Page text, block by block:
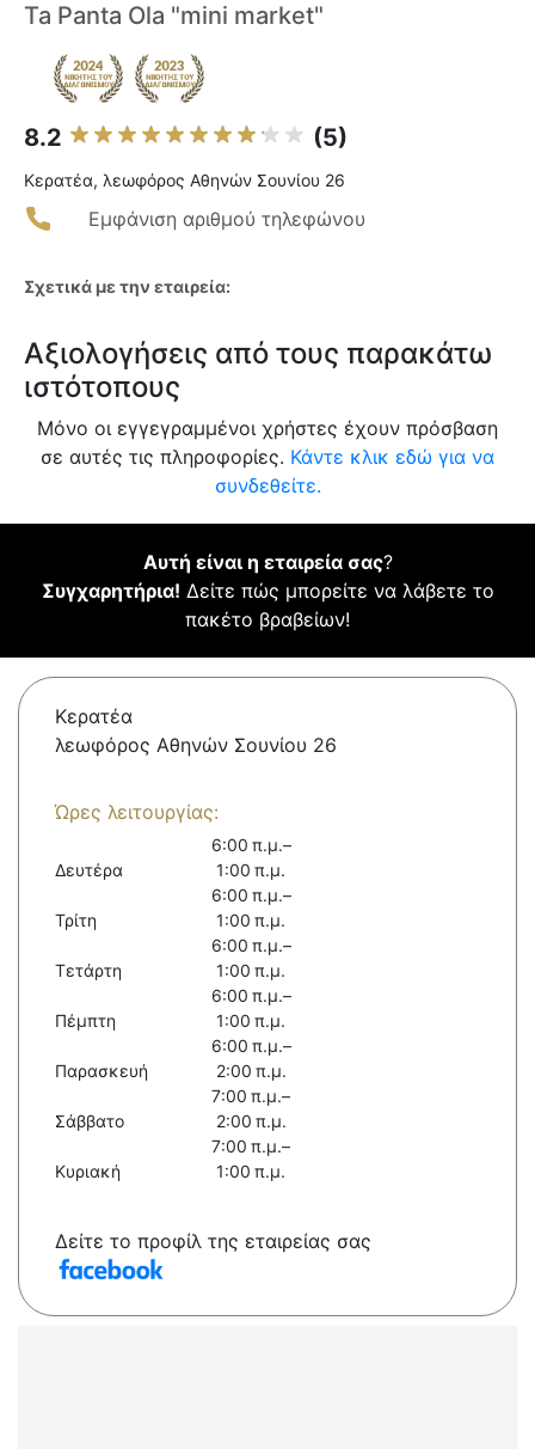
Ta Panta Ola "mini market"
8.2 (5)
Κερατέα, λεωφόρος Αθηνών Σουνίου 26
Εμφάνιση αριθμού τηλεφώνου
Σχετικά με την εταιρεία:
Αξιολογήσεις από τους παρακάτω
ιστότοπους
Μόνο οι εγγεγραμμένοι χρήστες έχουν πρόσβαση
σε αυτές τις πληροφορίες. Κάντε κλικ εδώ για να
συνδεθείτε.
Αυτή είναι η εταιρεία σας?
Συγχαρητήρια! Δείτε πώς μπορείτε να λάβετε το
πακέτο βραβείων!
Κερατέα
λεωφόρος Αθηνών Σουνίου 26
Ώρες λειτουργίας:
Δευτέρα
6:00 π.μ.–
1:00 π.μ.
Τρίτη
6:00 π.μ.–
1:00 π.μ.
Τετάρτη
6:00 π.μ.–
1:00 π.μ.
Πέμπτη
6:00 π.μ.–
1:00 π.μ.
Παρασκευή
6:00 π.μ.–
2:00 π.μ.
Σάββατο
7:00 π.μ.–
2:00 π.μ.
Κυριακή
7:00 π.μ.–
1:00 π.μ.
Δείτε το προφίλ της εταιρείας σας